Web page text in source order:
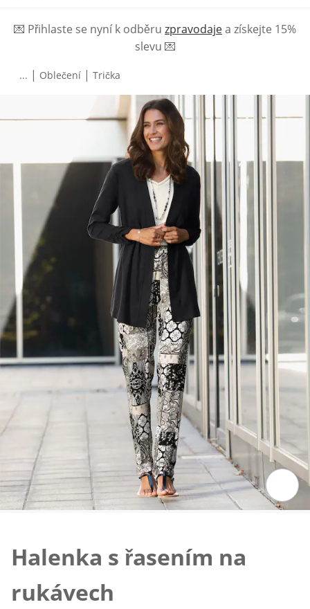
💌 Přihlaste se nyní k odběru zpravodajea získejte 15%
slevu 💌
... | Oblečení | Trička
Halenka s řasením na
rukávech